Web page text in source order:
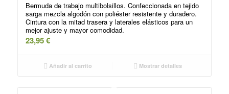
Bermuda de trabajo multibolsillos. Confeccionada en tejido
sarga mezcla algodón con poliéster resistente y duradero.
Cintura con la mitad trasera y laterales elásticos para un
mejor ajuste y mayor comodidad.
23,95€
Añadir al carrito Mostrar detalles